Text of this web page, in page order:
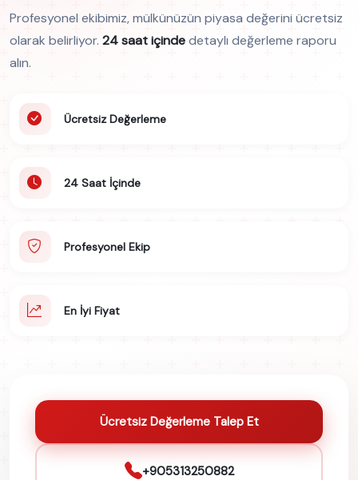
Profesyonel ekibimiz, mülkünüzün piyasa değerini ücretsiz
olarak belirliyor. 24 saat içindedetaylı değerleme raporu
alın.
Ücretsiz Değerleme
24 Saat İçinde
Profesyonel Ekip
En İyi Fiyat
Ücretsiz Değerleme Talep Et
+905313250882